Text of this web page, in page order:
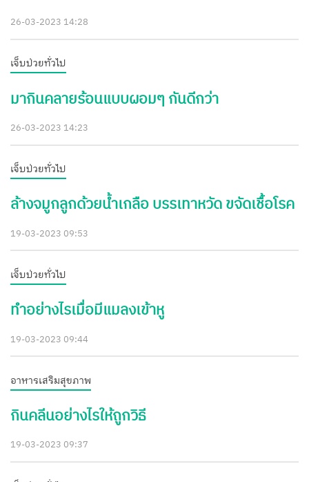
26-03-2023 14:28
เจ็บป่วยทั่วไป
มากินคลายร้อนแบบผอมๆ กันดีกว่า
26-03-2023 14:23
เจ็บป่วยทั่วไป
ล้างจมูกลูกด้วยน้ำเกลือ บรรเทาหวัด ขจัดเชื้อโรค
19-03-2023 09:53
เจ็บป่วยทั่วไป
ทำอย่างไรเมื่อมีแมลงเข้าหู
19-03-2023 09:44
อาหารเสริมสุขภาพ
กินคลีนอย่างไรให้ถูกวิธี
19-03-2023 09:37